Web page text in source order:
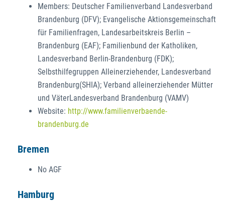
Members: Deutscher Familienverband Landesverband
Brandenburg (DFV); Evangelische Aktionsgemeinschaft
für Familienfragen, Landesarbeitskreis Berlin –
Brandenburg (EAF); Familienbund der Katholiken,
Landesverband Berlin-Brandenburg (FDK);
Selbsthilfegruppen Alleinerziehender, Landesverband
Brandenburg(SHIA); Verband alleinerziehender Mütter
und VäterLandesverband Brandenburg (VAMV)
Website: http://www.familienverbaende-
brandenburg.de
Bremen
No AGF
Hamburg